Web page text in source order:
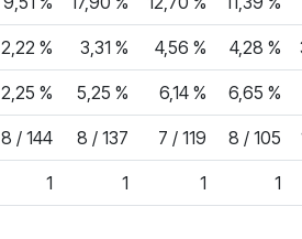
2,22 % 3,31 % 4,56 % 4,28 %
2,25 % 5,25 % 6,14 % 6,65 %
8 / 144 8 / 137 7 / 119 8 / 105
1 1 1 1